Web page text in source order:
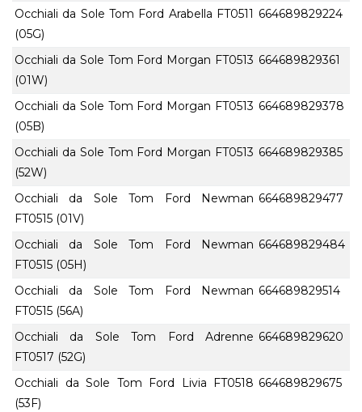
Occhiali da Sole Tom Ford Arabella FT0511
(05G)
664689829224
Occhiali da Sole Tom Ford Morgan FT0513
(01W)
664689829361
Occhiali da Sole Tom Ford Morgan FT0513
(05B)
664689829378
Occhiali da Sole Tom Ford Morgan FT0513
(52W)
664689829385
Occhiali da Sole Tom Ford Newman
FT0515 (01V)
664689829477
Occhiali da Sole Tom Ford Newman
FT0515 (05H)
664689829484
Occhiali da Sole Tom Ford Newman
FT0515 (56A)
664689829514
Occhiali da Sole Tom Ford Adrenne
FT0517 (52G)
664689829620
Occhiali da Sole Tom Ford Livia FT0518
(53F)
664689829675